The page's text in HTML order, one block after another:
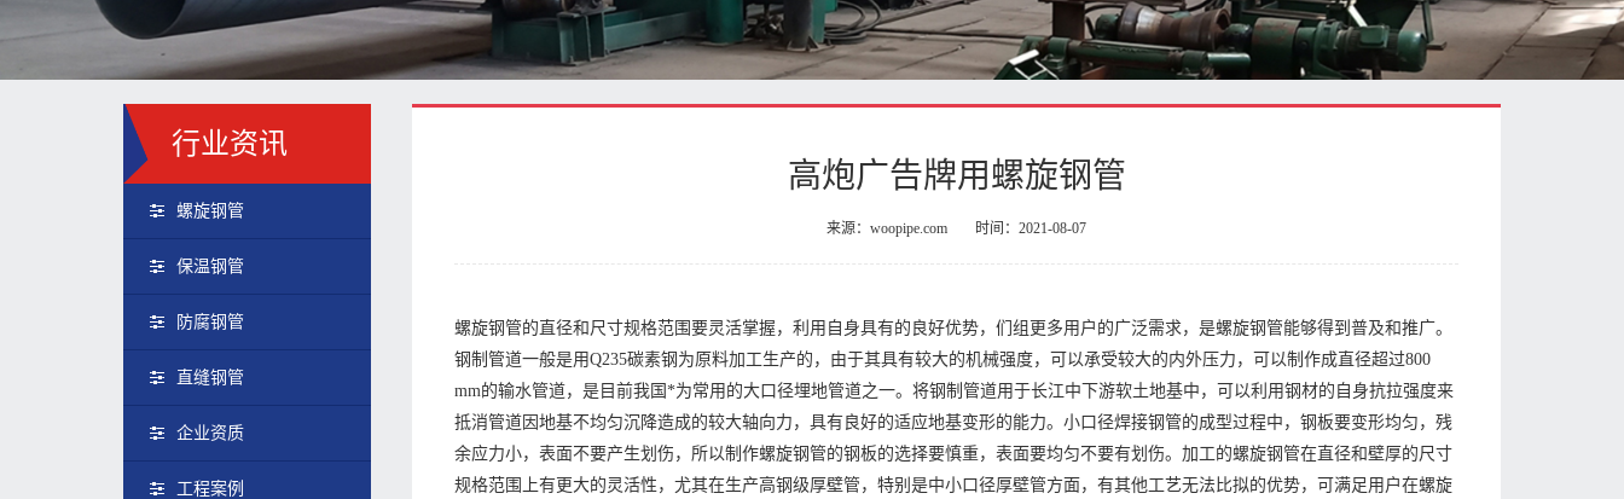
行业资讯
螺旋钢管
保温钢管
防腐钢管
直缝钢管
企业资质
工程案例
高炮广告牌用螺旋钢管
来源：woopipe.com 时间：2021-08-07
螺旋钢管的直径和尺寸规格范围要灵活掌握，利用自身具有的良好优势，们组更多用户的广泛需求，是螺旋钢管能够得到普及和推广。
钢制管道一般是用Q235碳素钢为原料加工生产的，由于其具有较大的机械强度，可以承受较大的内外压力，可以制作成直径超过800
mm的输水管道，是目前我国*为常用的大口径埋地管道之一。将钢制管道用于长江中下游软土地基中，可以利用钢材的自身抗拉强度来
抵消管道因地基不均匀沉降造成的较大轴向力，具有良好的适应地基变形的能力。小口径焊接钢管的成型过程中，钢板要变形均匀，残
余应力小，表面不要产生划伤，所以制作螺旋钢管的钢板的选择要慎重，表面要均匀不要有划伤。加工的螺旋钢管在直径和壁厚的尺寸
规格范围上有更大的灵活性，尤其在生产高钢级厚壁管，特别是中小口径厚壁管方面，有其他工艺无法比拟的优势，可满足用户在螺旋